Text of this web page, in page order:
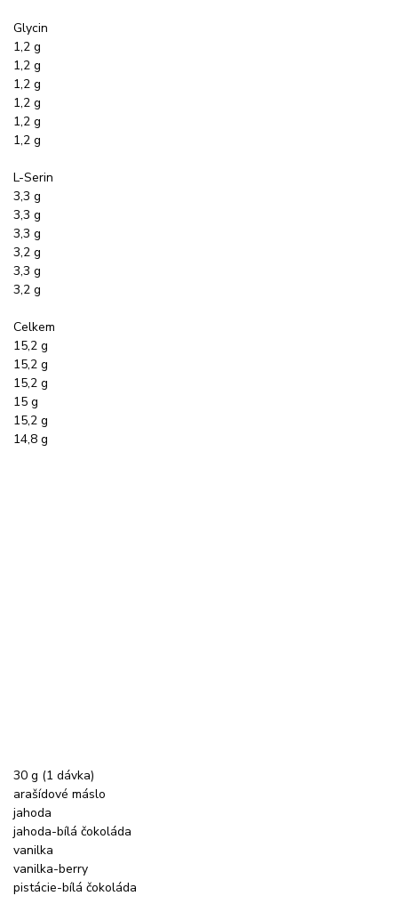
Glycin
1,2 g
1,2 g
1,2 g
1,2 g
1,2 g
1,2 g
L-Serin
3,3 g
3,3 g
3,3 g
3,2 g
3,3 g
3,2 g
Celkem
15,2 g
15,2 g
15,2 g
15 g
15,2 g
14,8 g
30 g (1 dávka)
arašídové máslo
jahoda
jahoda-bílá čokoláda
vanilka
vanilka-berry
pistácie-bílá čokoláda